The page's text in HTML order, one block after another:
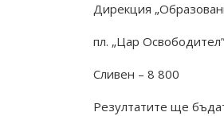
Дирекция
пл. „Цар
Сливен – 8 800
Резултатите ще